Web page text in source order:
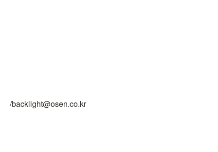
/backlight@osen.co.kr